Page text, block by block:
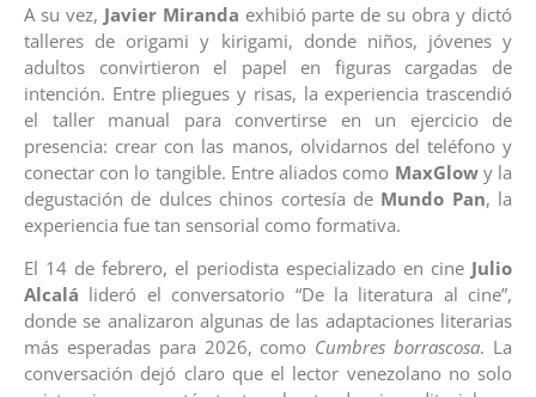
A su vez, Javier Miranda exhibió parte de su obra y dictó
talleres de origami y kirigami, donde niños, jóvenes y
adultos convirtieron el papel en figuras cargadas de
intención. Entre pliegues y risas, la experiencia trascendió
el taller manual para convertirse en un ejercicio de
presencia: crear con las manos, olvidarnos del teléfono y
conectar con lo tangible. Entre aliados como MaxGlowy la
degustación de dulces chinos cortesía de Mundo Pan, la
experiencia fue tan sensorial como formativa.
El 14 de febrero, el periodista especializado en cine Julio
Alcalá lideró el conversatorio “De la literatura al cine”,
donde se analizaron algunas de las adaptaciones literarias
más esperadas para 2026, como Cumbres borrascosa. La
conversación dejó claro que el lector venezolano no solo